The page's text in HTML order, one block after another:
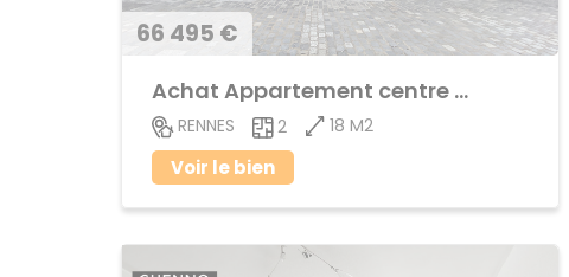
66 495 €
Achat Appartement centre ville
RENNES 2 18 M2
Voir le bien